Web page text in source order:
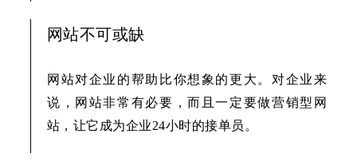
网站不可或缺
网站对企业的帮助比你想象的更大。对企业来
说，网站非常有必要，而且一定要做营销型网
站，让它成为企业24小时的接单员。